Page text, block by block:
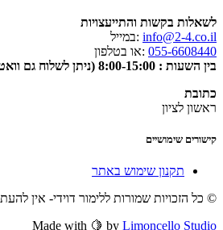
לשאלות בקשות והתייעצויות
info@2-4.co.il :במייל
055-6608440 :או בטלפון
בין השעות : 8:00-15:00 (ניתן לשלוח גם וואטסאפ)
כתובת
ראשון לציון
קישורים שימושיים
תקנון שימוש באתר
© כל הזכויות שמורות ללימור דוידי- אין
Made with 🍋 by Limoncello Studio